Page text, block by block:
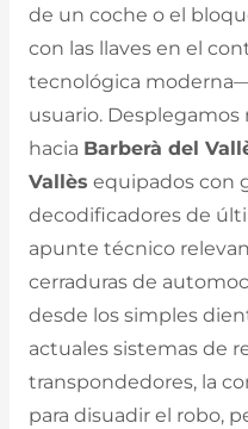
de un coche o el
con las llaves en el
tecnológica
usuario.
hacia Barberà del
Vallès equipados con
decodificadores de
apunte técnico
cerraduras de
desde los simples
actuales sistemas de
transpondedores, la
para disuadir el robo,